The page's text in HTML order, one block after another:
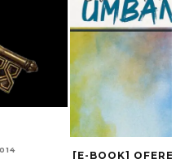
[E-BOOK]